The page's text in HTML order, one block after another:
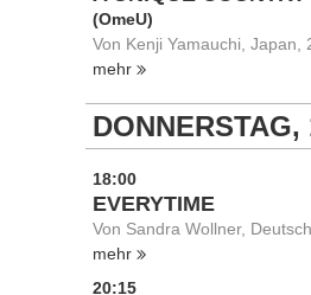
(OmeU)
Von Kenji Yamauchi, Japan,
mehr
DONNERSTAG,
18:00
EVERYTIME
Von Sandra Wollner,
mehr
20:15